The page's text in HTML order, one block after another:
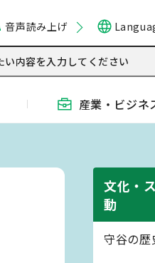
音声読み上げ
産業・ ビジネ
文化・
動
守谷の